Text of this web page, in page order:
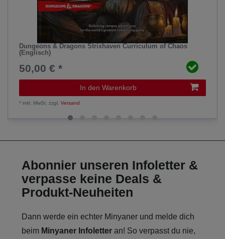
Dungeons & Dragons Strixhaven Curriculum of Chaos
(Englisch)
50,00 € *
In den Warenkorb
*inkl. MwSt. zzgl.Versand
Abonnier unseren Infoletter &
verpasse keine Deals &
Produkt-Neuheiten
Dann werde ein echter Minyaner und melde dich
beim Minyaner Infoletter an! So verpasst du nie,